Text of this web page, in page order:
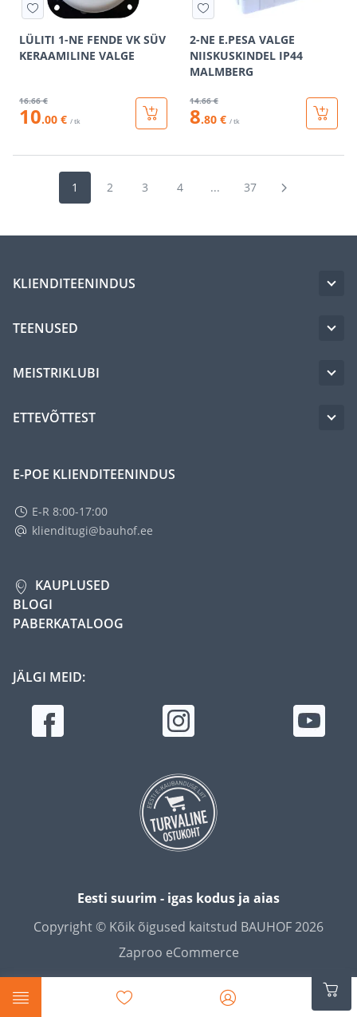
LÜLITI 1-NE FENDE VK SÜV
KERAAMILINE VALGE
16.66 €
10.00 € / tk
2-NE E.PESA VALGE
NIISKUSKINDEL IP44
MALMBERG
14.66 €
8.80 € / tk
1 2 3 4 ... 37
KLIENDITEENINDUS
TEENUSED
MEISTRIKLUBI
ETTEVÕTTEST
E-POE KLIENDITEENINDUS
E-R 8:00-17:00
klienditugi@bauhof.ee
KAUPLUSED
BLOGI
PABERKATALOOG
JÄLGI MEID:
Eesti suurim - igas kodus ja aias
Copyright © Kõik õigused kaitstud BAUHOF 2026
Zaproo eCommerce